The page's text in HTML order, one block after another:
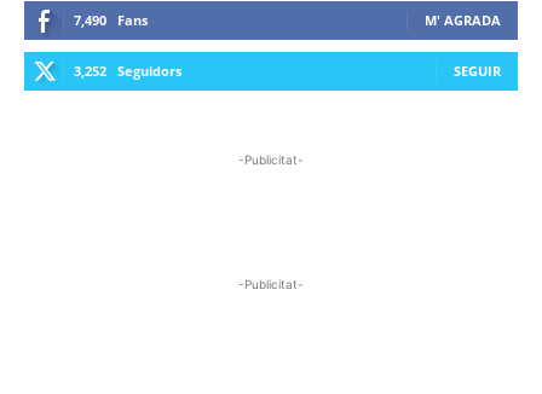
7,490 Fans M' AGRADA
3,252 Seguidors SEGUIR
-Publicitat-
-Publicitat-